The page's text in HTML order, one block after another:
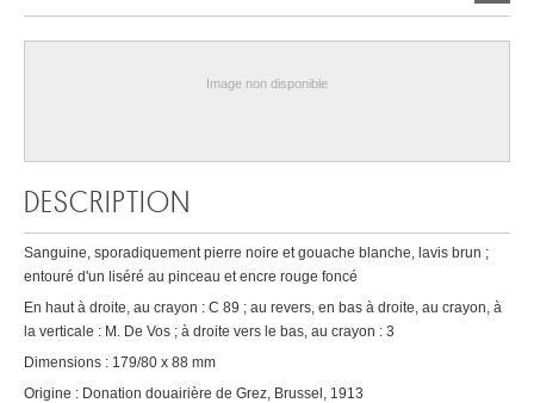
Image non disponible
DESCRIPTION
Sanguine, sporadiquement pierre noire et gouache blanche, lavis brun ;
entouré d'un liséré au pinceau et encre rouge foncé
En haut à droite, au crayon : C 89 ; au revers, en bas à droite, au crayon, à
la verticale : M. De Vos ; à droite vers le bas, au crayon : 3
Dimensions : 179/80 x 88 mm
Origine : Donation douairière de Grez, Brussel, 1913